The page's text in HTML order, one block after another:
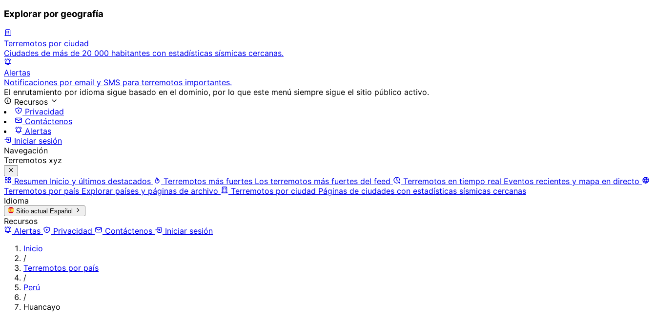
Explorar por geografía
Terremotos por ciudad
Ciudades de más de 20 000 habitantes con estadísticas sísmicas cercanas.
Alertas
Notificaciones por email y SMS para terremotos importantes.
El enrutamiento por idioma sigue basado en el dominio, por lo que este menú siempre sigue el sitio público activo.
Recursos
Privacidad
Contáctenos
Alertas
Iniciar sesión
Navegación
Terremotos xyz
Resumen Inicio y últimos destacados Terremotos más fuertes Los terremotos más fuertes del feed Terremotos en tiempo real Eventos recientes y mapa en directo
Terremotos por país Explorar países y páginas de archivo Terremotos por ciudad Páginas de ciudades con estadísticas sísmicas cercanas
Idioma
Sitio actual Español
Recursos
Alertas
Privacidad Contáctenos
Iniciar sesión
Inicio
/
Terremotos por país
/
Perú
/
Huancayo